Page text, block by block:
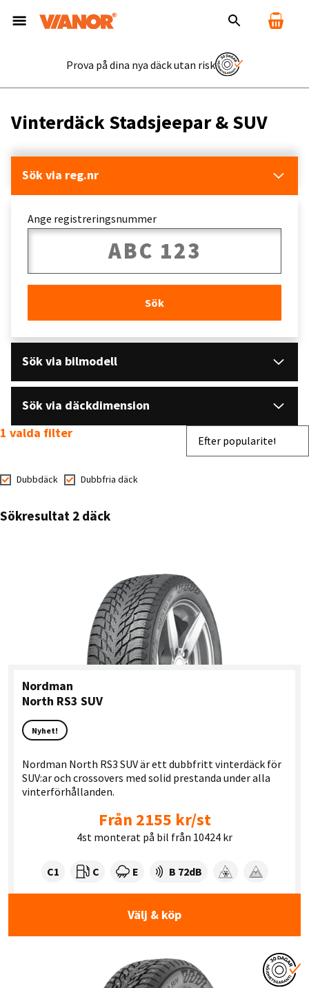
Prova på dina nya däck utan risk
Vinterdäck Stadsjeepar & SUV
Sök via reg.nr
Ange registreringsnummer
Sök
Sök via bilmodell
Sök via däckdimension
Dubbdäck Dubbfria däck
Efter popularitet
Sökresultat 2 däck
1 valda filter
Nordman
North RS3 SUV
Nyhet!
Nordman North RS3 SUV är ett dubbfritt vinterdäck för
SUV:ar och crossovers med solid prestanda under alla
vinterförhållanden.
Från 2155 kr/st
4st monterat på bil från 10424 kr
Tyre class:
C1 Rullmotstånd:
C Våtgrepp:
E Ljudnivå dB:
B 72dB SnögreppIsgrepp
Välj & köp